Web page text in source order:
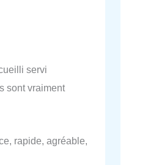
servi
sont vraiment
rapide, agréable,